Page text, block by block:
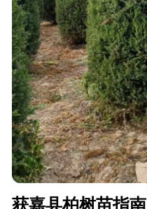
获嘉县柏树苗指南